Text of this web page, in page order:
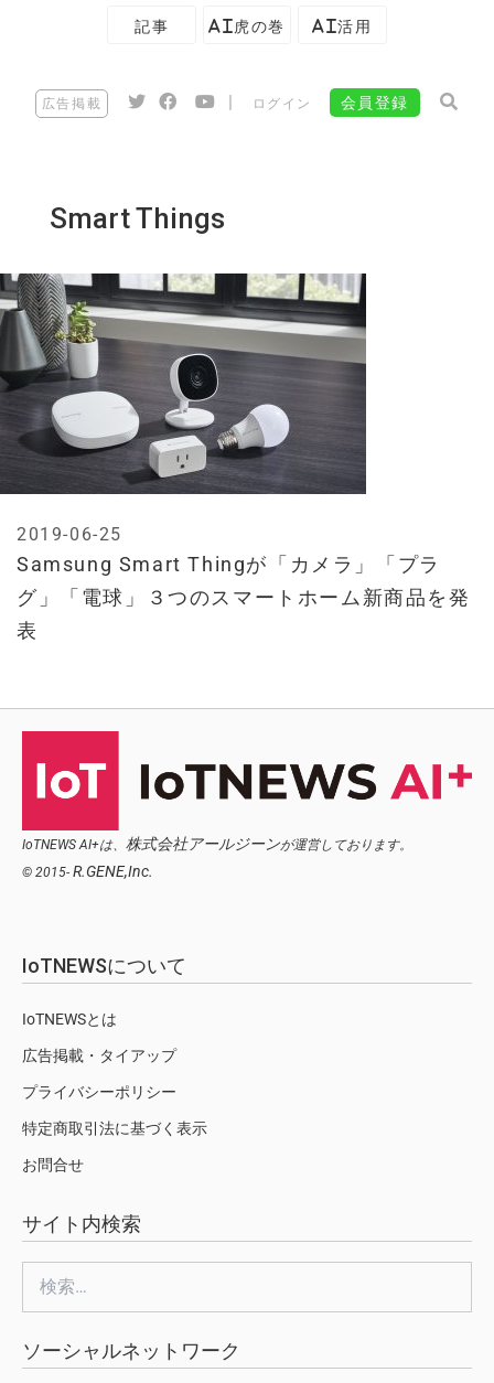
記事 AI虎の巻 AI活用
広告掲載 ログイン 会員登録
Smart Things
Samsung Smart Thingが「カメラ」「プラ
グ」「電球」３つのスマートホーム新商品を発
表
2019-06-25
IoTNEWS AI+は、 株式会社アールジーンが運営しております。
© 2015- R.GENE,Inc.
IoTNEWSについて
IoTNEWSとは
広告掲載・タイアップ
プライバシーポリシー
特定商取引法に基づく表示
お問合せ
サイト内検索
索:
ソーシャルネットワーク